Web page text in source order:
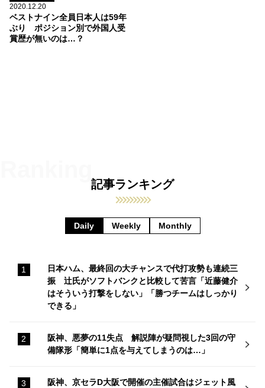
2020.12.20
ベストナイン全員日本人は59年
ぶり ポジション別で外国人受
賞歴が無いのは…？
記事ランキング
Daily Weekly Monthly
日本ハム、最終回の大チャンスで代打攻勢も連続三
振 辻氏がソフトバンクと比較して苦言「近藤健介
はそういう打撃をしない」「勝つチームはしっかり
できる」
阪神、悪夢の11失点 解説陣が疑問視した3回の守
備隊形「簡単に1点を与えてしまうのは…」
阪神、京セラD大阪で開催の主催試合はジェット風